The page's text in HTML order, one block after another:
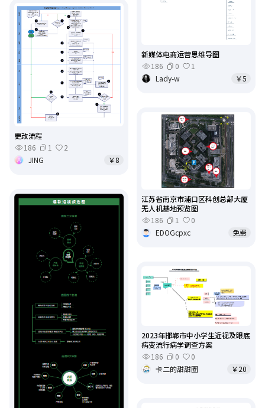
新媒体电商运营思维导图
186
0
1
Lady-w
￥5
更改流程
186
1
2
JING
￥8
江苏省南京市浦口区科创总部大厦
无人机基地预览图
186
1
0
EDOGcpxc
免费
2023年邯郸市中小学生近视及眼底
病变流行病学调查方案
186
0
0
卡二的甜甜圈
￥20